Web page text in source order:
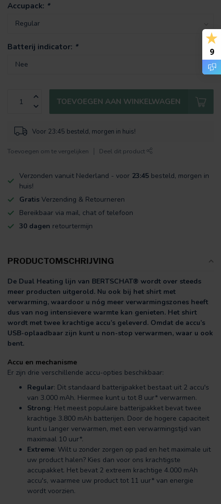
Accupack: *
Batterij indicator: *
TOEVOEGEN AAN WINKELWAGEN
Voor 23:45 besteld, morgen in huis!
Toevoegen om te vergelijken Deel dit product
Verzonden vanuit Nederland - voor 23:45 besteld, morgen in
huis!
Gratis Verzending & Retourneren
Bereikbaar via mail, chat of telefoon
30 dagen retourtermijn
PRODUCTOMSCHRIJVING
De Dual Heating lijn van BERTSCHAT® wordt over steeds
meer producten uitgerold. Nu ook bij het shirt met
verwarming, waardoor u nóg meer verwarmingszones heeft
dus van nog intensievere warmte kan genieten. Het shirt
wordt met twee krachtige accu’s geleverd. Omdat de accu’s
USB-oplaadbaar zijn kunt u non-stop verwarmen, waar u ook
bent.
Accu en mechanisme
Er zijn drie verschillende accu-opties beschikbaar:
Regular: Dit standaard batterijpakket bestaat uit 2 accu's
van 3.000 mAh. Hiermee kunt u tot 8 uur* verwarmen.
Strong: Het meest populaire batterijpakket bevat twee
krachtige 3.800 mAh batterijen. Door de hogere capaciteit
kunt u langer verwarmen, met een verwarmingstijd van
maximaal 10 uur*.
Extreme: Wilt u zonder zorgen op pad en het maximale uit
uw product halen? Kies dan voor ons krachtigste
accupakket. Het bevat 2 extreem krachtige 4.000 mAh
accu's, waarmee uw product tot 11 uur* van energie
wordt voorzien.
9